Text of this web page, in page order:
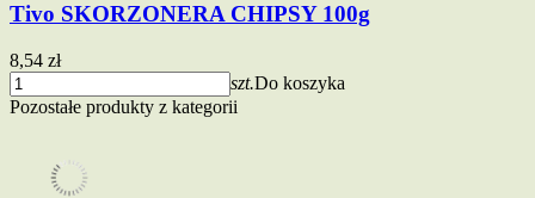
Tivo SKORZONERA CHIPSY 100g
8,54 zł
szt.Do koszyka
Pozostałe produkty z kategorii